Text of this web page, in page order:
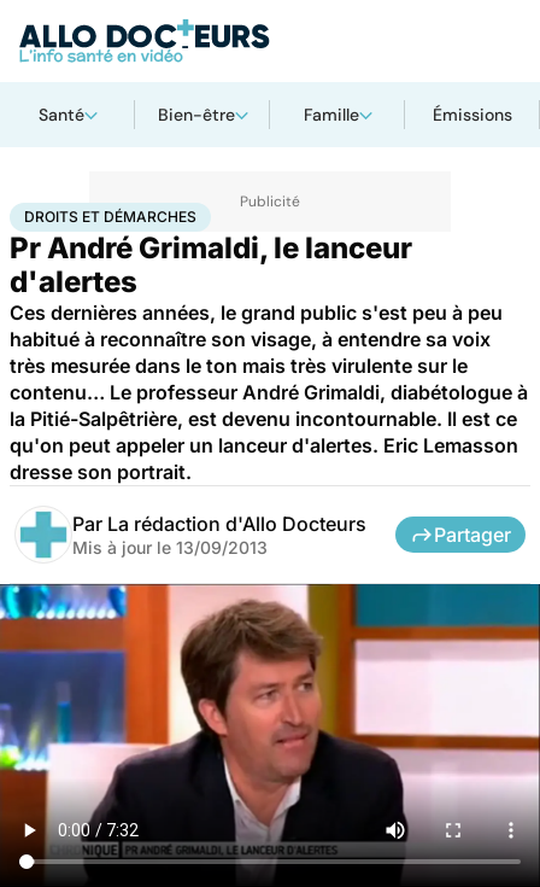
Santé Bien-être Famille Émissions
AccueilSantéSociétéDroits et démarches
DROITS ET DÉMARCHES
Pr André Grimaldi, le lanceur
d'alertes
Ces dernières années, le grand public s'est peu à peu
habitué à reconnaître son visage, à entendre sa voix
très mesurée dans le ton mais très virulente sur le
contenu… Le professeur André Grimaldi, diabétologue à
la Pitié-Salpêtrière, est devenu incontournable. Il est ce
qu'on peut appeler un lanceur d'alertes. Eric Lemasson
dresse son portrait.
Par La rédaction d'Allo Docteurs
Mis à jour le 13/09/2013
Partager